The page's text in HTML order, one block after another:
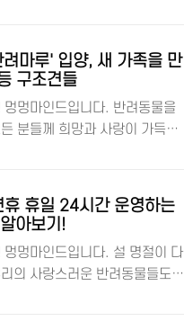
기 유통기업 ATX와의 파트너십
기사에 따르면, SK텔레콤은
료기기 유통기업인 에이티엑스
Solutions)와 엑스칼리버의
대적 요구에 발맞춰 반려견과 함
는 이색 관광코스를 선보였는데
구 반려견 놀이터'입니다! 🐾✨
동물을 사랑하는 멍멍마인드!
페이지 양천구의 반려견 놀이
놀이터는 반려인과 반려견 모두
선사하는 공간으로 주목받고
표를 통해 양천구 내에 위치한
7곳의 상세 정보를 확인해 보
마루' 입양, 새 가족을 만
구조견들
멍멍마인드입니다. 반려동물을
분들께 희망과 사랑이 가득한
물 복합문화공간인 '반려마루'에
리려고 해요. 🐶💕 댕댕이와 반
하는 멍멍마인드! 🔎 경기도 홈
, 구조견에게 새 삶을 선물하다
일, 경기도는 화성의 한 강아
휴 휴일 24시간 운영하는
아보기!
멍멍마인드입니다. 설 명절이 다
의 사랑스러운 반려동물들도